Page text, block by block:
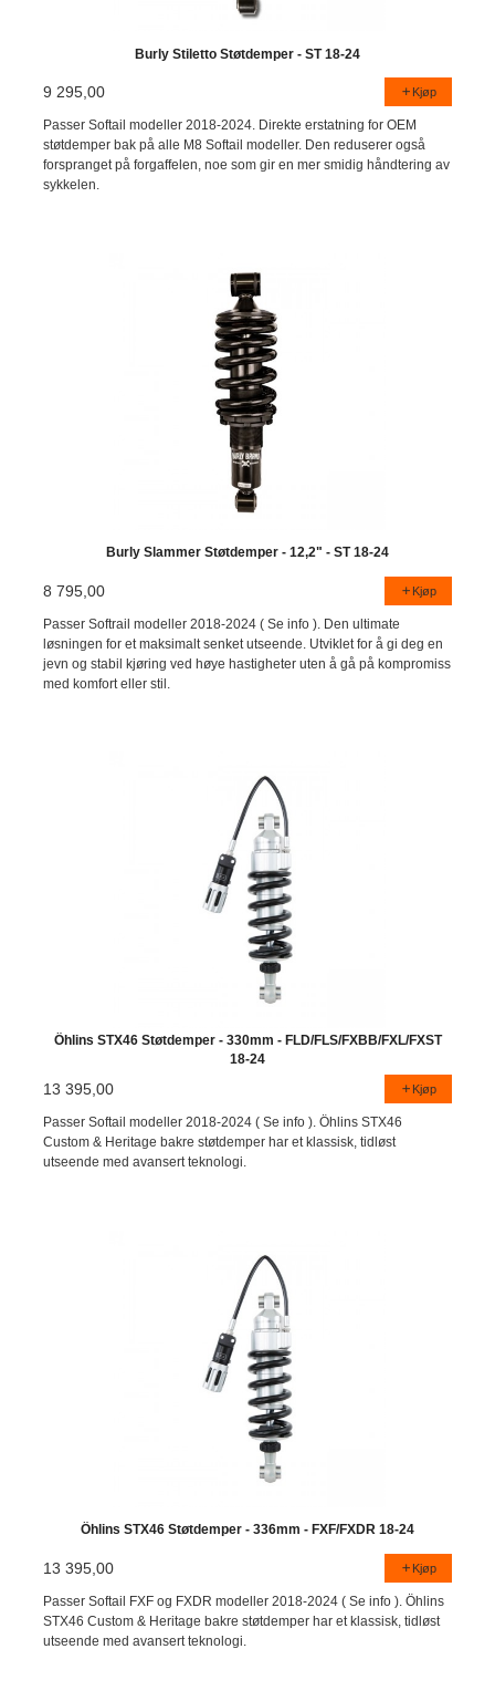
Burly Stiletto Støtdemper - ST 18-24
9 295,00 Kjøp
Passer Softail modeller 2018-2024. Direkte erstatning for OEM
støtdemper bak på alle M8 Softail modeller. Den reduserer også
forspranget på forgaffelen, noe som gir en mer smidig håndtering av
sykkelen.
Burly Slammer Støtdemper - 12,2" - ST 18-24
8 795,00 Kjøp
Passer Softrail modeller 2018-2024 ( Se info ). Den ultimate
løsningen for et maksimalt senket utseende. Utviklet for å gi deg en
jevn og stabil kjøring ved høye hastigheter uten å gå på kompromiss
med komfort eller stil.
Öhlins STX46 Støtdemper - 330mm - FLD/FLS/FXBB/FXL/FXST
18-24
13 395,00 Kjøp
Passer Softail modeller 2018-2024 ( Se info ). Öhlins STX46
Custom & Heritage bakre støtdemper har et klassisk, tidløst
utseende med avansert teknologi.
Öhlins STX46 Støtdemper - 336mm - FXF/FXDR 18-24
13 395,00 Kjøp
Passer Softail FXF og FXDR modeller 2018-2024 ( Se info ). Öhlins
STX46 Custom & Heritage bakre støtdemper har et klassisk, tidløst
utseende med avansert teknologi.